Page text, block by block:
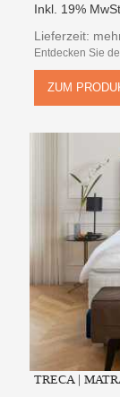
Inkl. 19% MwSt.
Lieferzeit:
Entdecken Sie
ZUM
TRECA |